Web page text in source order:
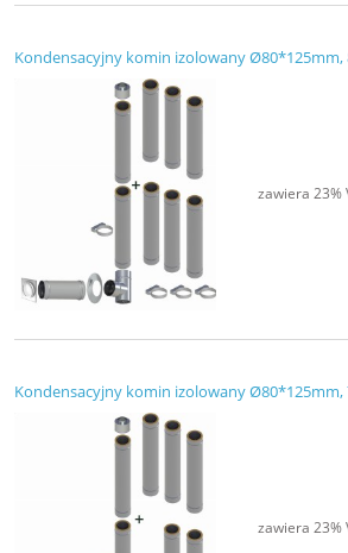
Kondensacyjny komin izolowany Ø80*125mm,
zawiera 23%
Kondensacyjny komin izolowany Ø80*125mm,
zawiera 23%